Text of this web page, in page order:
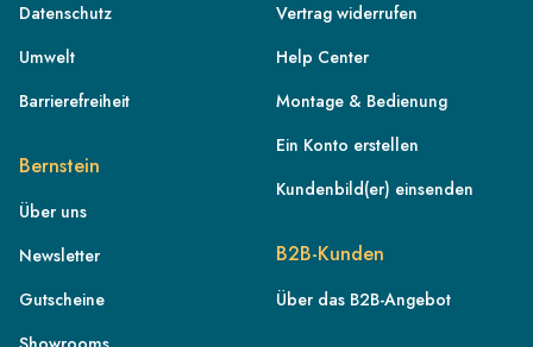
Datenschutz
Umwelt
Barrierefreiheit
Bernstein
Über uns
Newsletter
Gutscheine
Vertrag widerrufen
Help Center
Montage & Bedienung
Ein Konto erstellen
Kundenbild(er) einsenden
B2B-Kunden
Über das B2B-Angebot
AT
CH